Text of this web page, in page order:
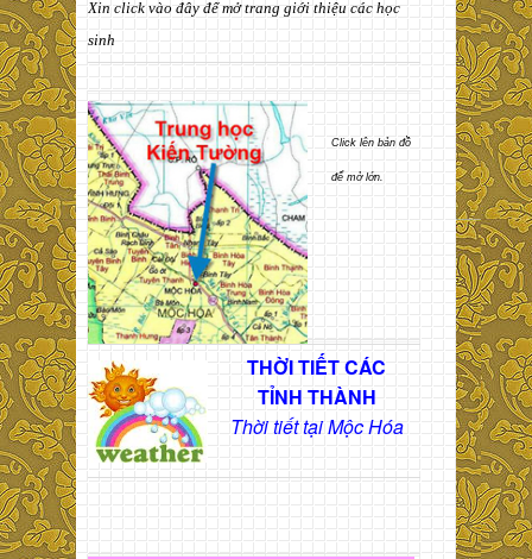
Xin click vào đây để mở trang giới thiệu các học
sinh
Click lên bản đồ
để mở lớn.
THỜI TIẾT CÁC
TỈNH THÀNH
Thời tiết tại Mộc Hóa